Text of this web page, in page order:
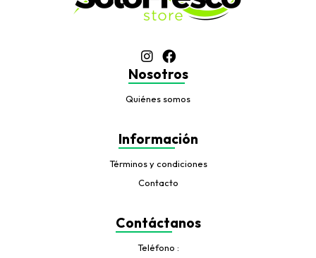
Nosotros
Quiénes somos
Información
Términos y condiciones
Contacto
Contáctanos
Teléfono